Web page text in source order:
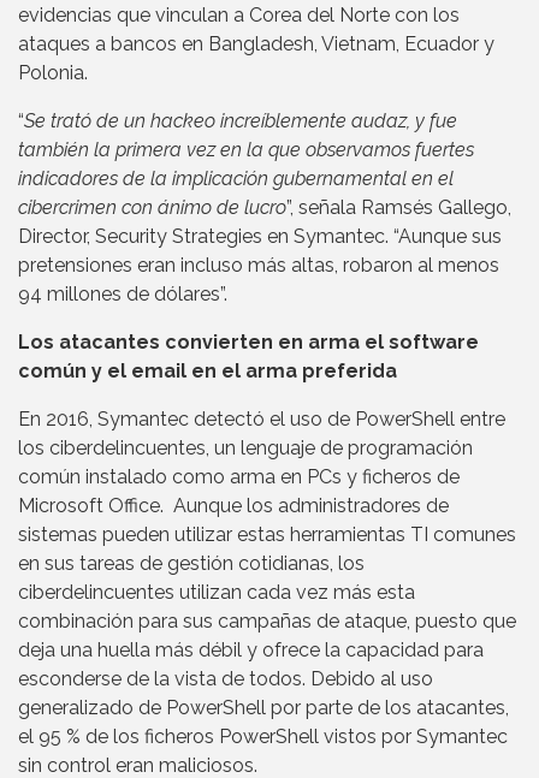
evidencias que vinculan a Corea del Norte con los
ataques a bancos en Bangladesh, Vietnam, Ecuador y
Polonia.
“Se trató de un hackeo increíblemente audaz, y fue
también la primera vez en la que observamos fuertes
indicadores de la implicación gubernamental en el
cibercrimen con ánimo de lucro”, señala Ramsés Gallego,
Director, Security Strategies en Symantec. “Aunque sus
pretensiones eran incluso más altas, robaron al menos
94 millones de dólares”.
Los atacantes convierten en arma el software
común y el email en el arma preferida
En 2016, Symantec detectó el uso de PowerShell entre
los ciberdelincuentes, un lenguaje de programación
común instalado como arma en PCs y ficheros de
Microsoft Office. Aunque los administradores de
sistemas pueden utilizar estas herramientas TI comunes
en sus tareas de gestión cotidianas, los
ciberdelincuentes utilizan cada vez más esta
combinación para sus campañas de ataque, puesto que
deja una huella más débil y ofrece la capacidad para
esconderse de la vista de todos. Debido al uso
generalizado de PowerShell por parte de los atacantes,
el 95 % de los ficheros PowerShell vistos por Symantec
sin control eran maliciosos.